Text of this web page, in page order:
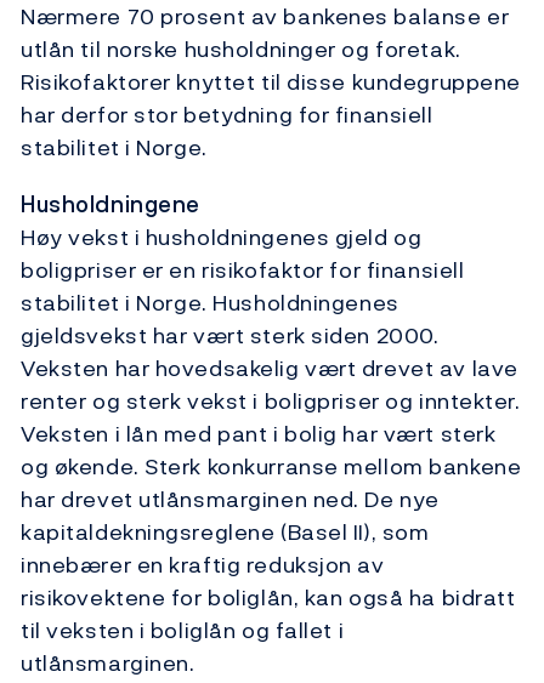
Nærmere 70 prosent av bankenes balanse er
utlån til norske husholdninger og foretak.
Risikofaktorer knyttet til disse kundegruppene
har derfor stor betydning for finansiell
stabilitet i Norge.
Husholdningene
Høy vekst i husholdningenes gjeld og
boligpriser er en risikofaktor for finansiell
stabilitet i Norge. Husholdningenes
gjeldsvekst har vært sterk siden 2000.
Veksten har hovedsakelig vært drevet av lave
renter og sterk vekst i boligpriser og inntekter.
Veksten i lån med pant i bolig har vært sterk
og økende. Sterk konkurranse mellom bankene
har drevet utlånsmarginen ned. De nye
kapitaldekningsreglene (Basel II), som
innebærer en kraftig reduksjon av
risikovektene for boliglån, kan også ha bidratt
til veksten i boliglån og fallet i
utlånsmarginen.